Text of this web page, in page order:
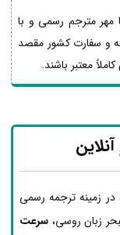
مهر مترجم رسمی و با
و سفارت کشور مقصد
معتبر باشند.
زمینه ترجمه رسمی
زبان روسی، سرعت